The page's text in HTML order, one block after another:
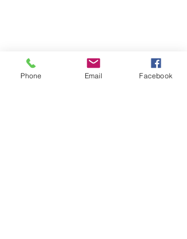
Phone Email Facebook